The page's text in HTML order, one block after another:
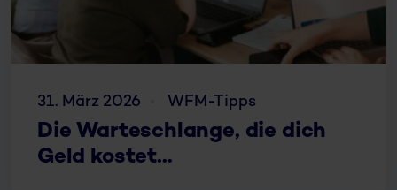
31. März 2026 WFM-Tipps
Die Warteschlange, die dich
Geld kostet...